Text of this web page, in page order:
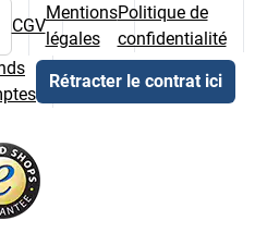
CGV
Mentions
légales
Politique de
confidentialité
Rétracter le contrat ici